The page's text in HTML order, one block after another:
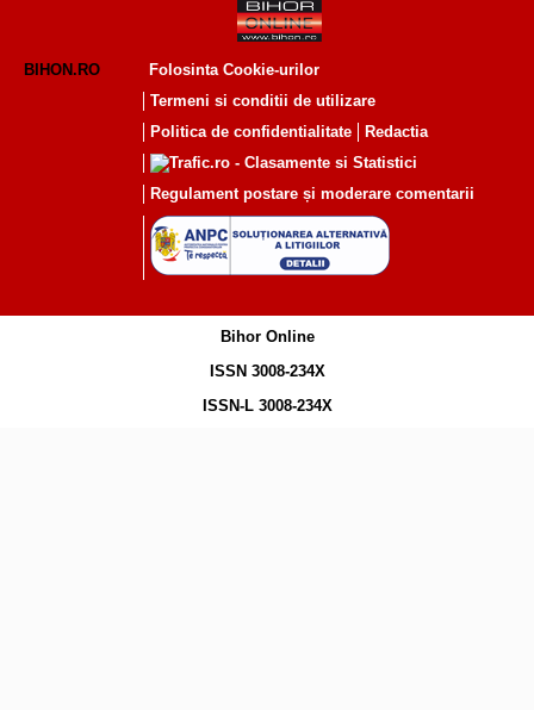
BIHON.RO
Folosinta Cookie-urilor
Termeni si conditii de utilizare
Politica de confidentialitate
Redactia
Regulament postare și moderare comentarii
Bihor Online
ISSN 3008-234X
ISSN-L 3008-234X